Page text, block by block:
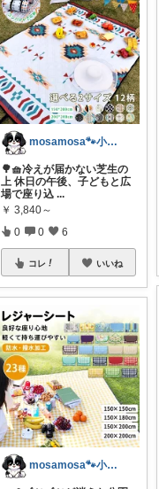
mosamosa🐾小さめバッグの日々✨
🌳🧺冷えが届かない芝生の
上 休日の午後、子どもと広
場で座り込 ...
￥ 3,840～
0 0 6
コレ いいね
mosamosa🐾小さめバッグの日々✨